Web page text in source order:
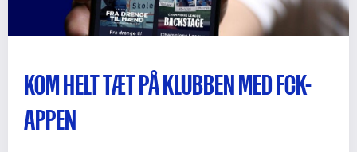
KOM HELT TÆT PÅ KLUBBEN MED FCK-
APPEN